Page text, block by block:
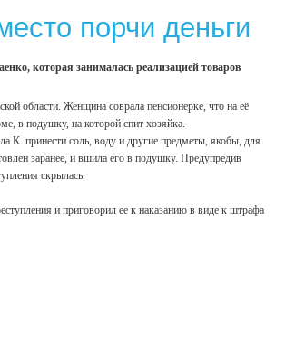
порчи деньги
которая занималась реализацией товаров
области. Женщина соврала пенсионерке, что на её
в подушку, на которой спит хозяйка.
К. принести соль, воду и другие предметы, якобы, для
заранее, и вшила его в подушку. Предупредив
скрылась.
и приговорил ее к наказанию в виде к штрафа